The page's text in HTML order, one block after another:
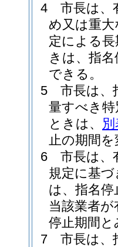
4
市長は、
め又は重
定による
きは、指
できる。
5
市長は、
量すべき
ときは、
止の期間
6
市長は、
規定に基
は、指名
当該業者
停止期間
7
市長は、